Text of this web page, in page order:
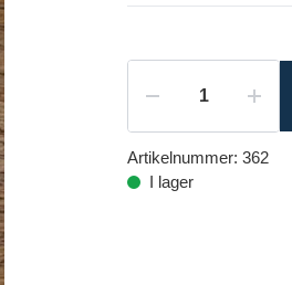
Artikelnummer: 362
I lager